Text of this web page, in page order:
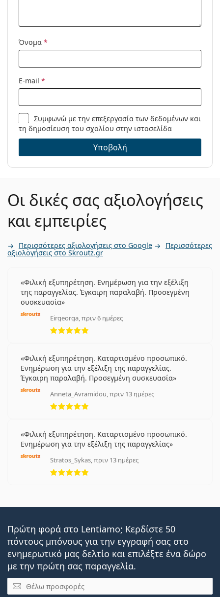
Όνομα *
E-mail *
Συμφωνώ με τηνεπεξεργασία των δεδομένων και
τη δημοσίευση του σχολίου στην ιστοσελίδα
Υποβολή
Οι δικές σας αξιολογήσεις
και εμπειρίες
Περισσότερες αξιολογήσεις στο Google Περισσότερες
αξιολογήσεις στο Skroutz.gr
Φιλική εξυπηρέτηση. Ενημέρωση για την εξέλιξη
της παραγγελίας. Έγκαιρη παραλαβή. Προσεγμένη
συσκευασία
Eirgeorga, πριν 6 ημέρες
5 αξιολογήσεις από 5
Φιλική εξυπηρέτηση. Καταρτισμένο προσωπικό.
Ενημέρωση για την εξέλιξη της παραγγελίας.
Έγκαιρη παραλαβή. Προσεγμένη συσκευασία
Anneta_Avramidou, πριν 13 ημέρες
5 αξιολογήσεις από 5
Φιλική εξυπηρέτηση. Καταρτισμένο προσωπικό.
Ενημέρωση για την εξέλιξη της παραγγελίας
Stratos_Sykas, πριν 13 ημέρες
5 αξιολογήσεις από 5
Πρώτη φορά στο Lentiamo; Κερδίστε 50
πόντους μπόνους για την εγγραφή σας στο
ενημερωτικό μας δελτίο και επιλέξτε ένα δώρο
με την πρώτη σας παραγγελία.
Email